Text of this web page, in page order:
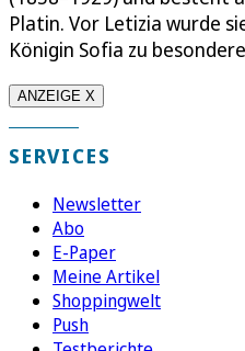
Platin. Vor Letizia wurde
Königin Sofia zu
ANZEIGE X
SERVICES
Newsletter
Abo
E-Paper
Meine Artikel
Shoppingwelt
Push